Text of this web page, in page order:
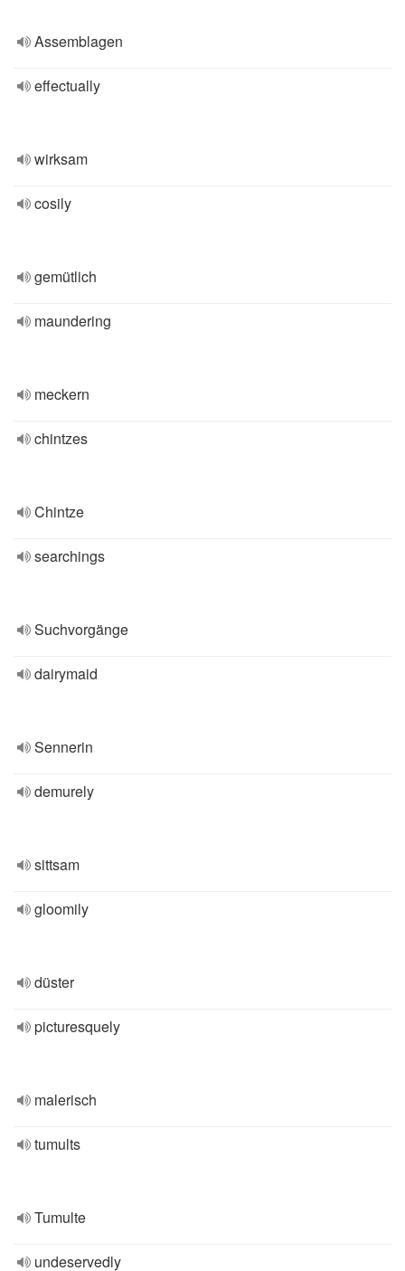
Assemblagen
effectually
wirksam
cosily
gemütlich
maundering
meckern
chintzes
Chintze
searchings
Suchvorgänge
dairymaid
Sennerin
demurely
sittsam
gloomily
düster
picturesquely
malerisch
tumults
Tumulte
undeservedly